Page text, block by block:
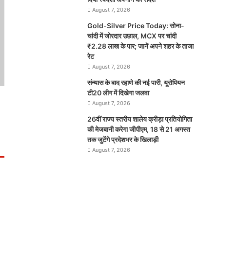
August 7, 2026
Gold-Silver Price Today: सोना-
चांदी में जोरदार उछाल, MCX पर चांदी
₹2.28 लाख के पार; जानें अपने शहर के ताजा
रेट
August 7, 2026
संन्यास के बाद रहाणे की नई पारी, यूरोपियन
टी20 लीग में दिखेगा जलवा
August 7, 2026
26वीं राज्य स्तरीय शालेय क्रीड़ा प्रतियोगिता
की मेजबानी करेगा जीपीएम, 18 से 21 अगस्त
तक जुटेंगे प्रदेशभर के खिलाड़ी
August 7, 2026